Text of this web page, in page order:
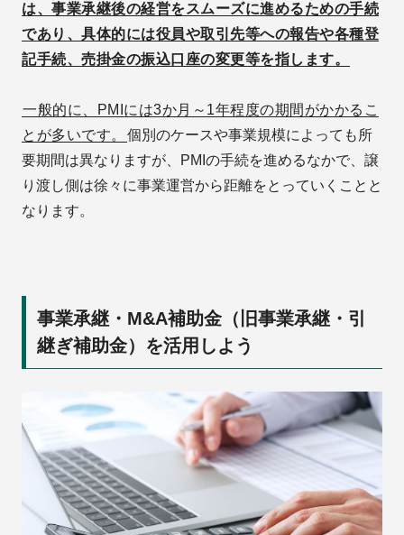
は、事業承継後の経営をスムーズに進めるための手続
であり、具体的には役員や取引先等への報告や各種登
記手続、売掛金の振込口座の変更等を指します。
一般的に、PMIには3か月～1年程度の期間がかかるこ
とが多いです。 個別のケースや事業規模によっても所
要期間は異なりますが、PMIの手続を進めるなかで、譲
り渡し側は徐々に事業運営から距離をとっていくことと
なります。
事業承継・M&A補助金（旧事業承継・引
継ぎ補助金）を活用しよう